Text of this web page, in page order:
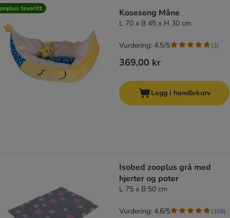
favoritt Koseseng Måne
L 70 x B 45 x H 30 cm
369,00 kr
Vurdering: 4.5/5 (2)
Legg i handlekurv
Isobed zooplus grå med
hjerter og poter
L 75 x B 50 cm
Vurdering: 4.6/5 (108)